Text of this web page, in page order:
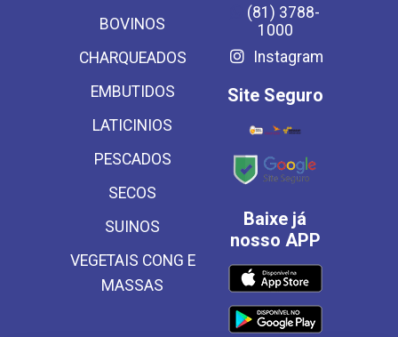
BOVINOS
CHARQUEADOS
EMBUTIDOS
LATICINIOS
PESCADOS
SECOS
SUINOS
VEGETAIS CONG E
MASSAS
(81) 3788-
1000
Instagram
Site Seguro
Baixe já
nosso APP